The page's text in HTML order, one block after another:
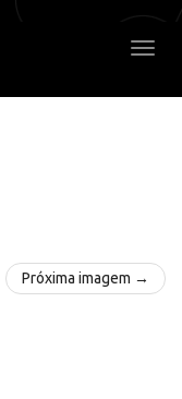
Próxima imagem →